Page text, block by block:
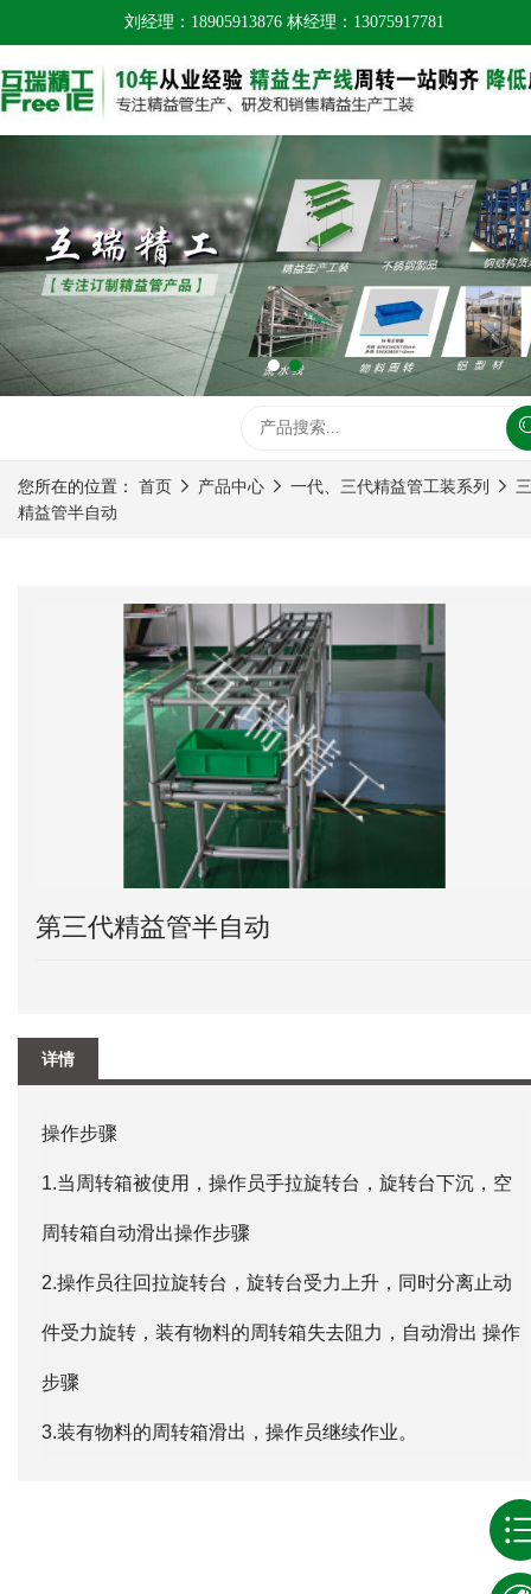
刘经理：18905913876 林经理：13075917781
您所在的位置： 首页 产品中心 一代、三代精益管工装系列
精益管半自动
第三代精益管半自动
详情
操作步骤
1.当周转箱被使用，操作员手拉旋转台，旋转台下沉，空
周转箱自动滑出操作步骤
2.操作员往回拉旋转台，旋转台受力上升，同时分离止动
件受力旋转，装有物料的周转箱失去阻力，自动滑出 操作
步骤
3.装有物料的周转箱滑出，操作员继续作业。